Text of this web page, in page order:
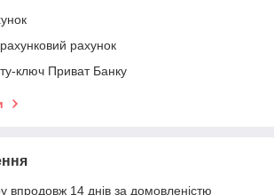
рахунок
ключ Приват Банку
впродовж 14 днів за домовленістю